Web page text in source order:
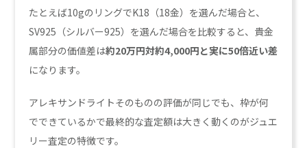
たとえば10gのリングでK18（18金）を選んだ場合と、
SV925（シルバー925）を選んだ場合を比較すると、貴金
属部分の価値差は約20万円対約4,000円と実に50倍近い差
になります。
アレキサンドライトそのものの評価が同じでも、枠が何
でできているかで最終的な査定額は大きく動くのがジュエ
リー査定の特徴です。